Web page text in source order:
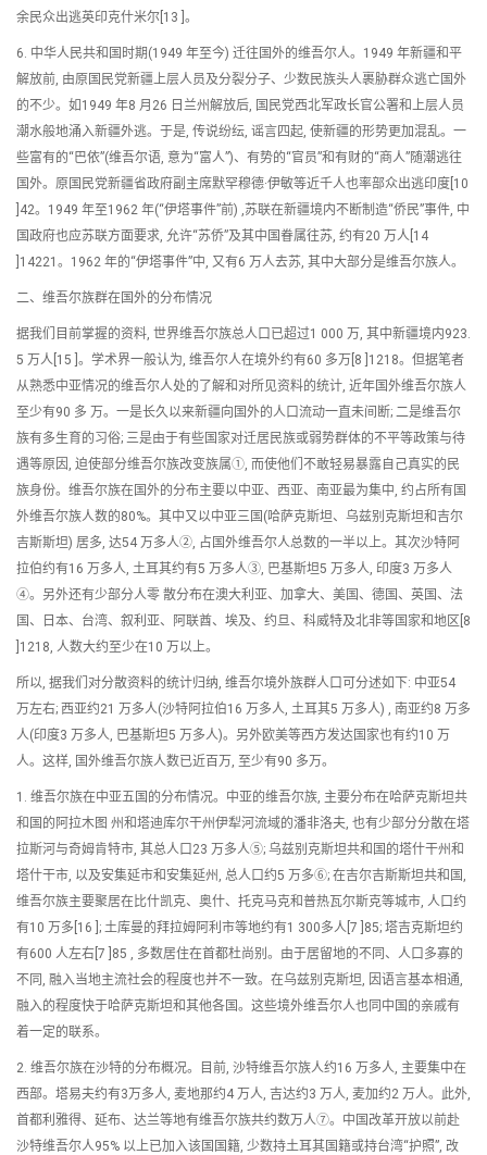
余民众出逃英印克什米尔[13 ]。
6. 中华人民共和国时期(1949 年至今) 迁往国外的维吾尔人。1949 年新疆和平
解放前, 由原国民党新疆上层人员及分裂分子、少数民族头人裹胁群众逃亡国外
的不少。如1949 年8 月26 日兰州解放后, 国民党西北军政长官公署和上层人员
潮水般地涌入新疆外逃。于是, 传说纷纭, 谣言四起, 使新疆的形势更加混乱。一
些富有的“巴依”(维吾尔语, 意为“富人”)、有势的“官员”和有财的“商人”随潮逃往
国外。原国民党新疆省政府副主席默罕穆德·伊敏等近千人也率部众出逃印度[10
]42。1949 年至1962 年(“伊塔事件”前) ,苏联在新疆境内不断制造“侨民”事件, 中
国政府也应苏联方面要求, 允许“苏侨”及其中国眷属往苏, 约有20 万人[14
]14221。1962 年的“伊塔事件”中, 又有6 万人去苏, 其中大部分是维吾尔族人。
二、维吾尔族群在国外的分布情况
据我们目前掌握的资料, 世界维吾尔族总人口已超过1 000 万, 其中新疆境内923.
5 万人[15 ]。学术界一般认为, 维吾尔人在境外约有60 多万[8 ]1218。但据笔者
从熟悉中亚情况的维吾尔人处的了解和对所见资料的统计, 近年国外维吾尔族人
至少有90 多 万。一是长久以来新疆向国外的人口流动一直未间断; 二是维吾尔
族有多生育的习俗; 三是由于有些国家对迁居民族或弱势群体的不平等政策与待
遇等原因, 迫使部分维吾尔族改变族属①, 而使他们不敢轻易暴露自己真实的民
族身份。维吾尔族在国外的分布主要以中亚、西亚、南亚最为集中, 约占所有国
外维吾尔族人数的80%。其中又以中亚三国(哈萨克斯坦、乌兹别克斯坦和吉尔
吉斯斯坦) 居多, 达54 万多人②, 占国外维吾尔人总数的一半以上。其次沙特阿
拉伯约有16 万多人, 土耳其约有5 万多人③, 巴基斯坦5 万多人, 印度3 万多人
④。另外还有少部分人零 散分布在澳大利亚、加拿大、美国、德国、英国、法
国、日本、台湾、叙利亚、阿联酋、埃及、约旦、科威特及北非等国家和地区[8
]1218, 人数大约至少在10 万以上。
所以, 据我们对分散资料的统计归纳, 维吾尔境外族群人口可分述如下: 中亚54
万左右; 西亚约21 万多人(沙特阿拉伯16 万多人, 土耳其5 万多人) , 南亚约8 万多
人(印度3 万多人, 巴基斯坦5 万多人)。另外欧美等西方发达国家也有约10 万
人。这样, 国外维吾尔族人数已近百万, 至少有90 多万。
1. 维吾尔族在中亚五国的分布情况。中亚的维吾尔族, 主要分布在哈萨克斯坦共
和国的阿拉木图 州和塔迪库尔干州伊犁河流域的潘非洛夫, 也有少部分分散在塔
拉斯河与奇姆肯特市, 其总人口23 万多人⑤; 乌兹别克斯坦共和国的塔什干州和
塔什干市, 以及安集延市和安集延州, 总人口约5 万多⑥; 在吉尔吉斯斯坦共和国,
维吾尔族主要聚居在比什凯克、奥什、托克马克和普热瓦尔斯克等城市, 人口约
有10 万多[16 ]; 土库曼的拜拉姆阿利市等地约有1 300多人[7 ]85; 塔吉克斯坦约
有600 人左右[7 ]85 , 多数居住在首都杜尚别。由于居留地的不同、人口多寡的
不同, 融入当地主流社会的程度也并不一致。在乌兹别克斯坦, 因语言基本相通,
融入的程度快于哈萨克斯坦和其他各国。这些境外维吾尔人也同中国的亲戚有
着一定的联系。
2. 维吾尔族在沙特的分布概况。目前, 沙特维吾尔族人约16 万多人, 主要集中在
西部。塔易夫约有3万多人, 麦地那约4 万人, 吉达约3 万人, 麦加约2 万人。此外,
首都利雅得、延布、达兰等地有维吾尔族共约数万人⑦。中国改革开放以前赴
沙特维吾尔人95% 以上已加入该国国籍, 少数持土耳其国籍或持台湾“护照”, 改